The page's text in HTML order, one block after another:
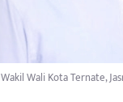
Wakil Wali Kota Ternate,